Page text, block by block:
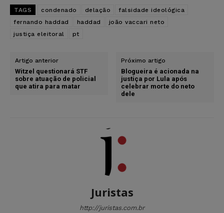
TAGS condenado delação
falsidade ideológica
fernando haddad
haddad
joão vaccari neto
justiça eleitoral
pt
Artigo anterior
Witzel questionará STF
sobre atuação de policial
que atira para matar
Próximo artigo
Blogueira é acionada na
justiça por Lula após
celebrar morte do neto
dele
Juristas
http://juristas.com.br